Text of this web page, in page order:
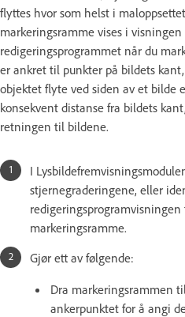
flyttes hvor som helst i
markeringsramme vises i visningen
redigeringsprogrammet når du
er ankret til punkter på bildets
objektet flyte ved siden av et bilde
konsekvent distanse fra bildets
retningen til bildene.
I
stjernegraderingene, eller
redigeringsprogramvisningen
markeringsramme.
Gjør ett av følgende:
Dra markeringsrammen
ankerpunktet for å angi